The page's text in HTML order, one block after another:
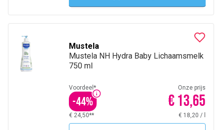
Mustela
Mustela NH Hydra Baby Lichaamsmelk
750 ml
Voordeel*
-44%
Onze prijs
€ 13,65
€ 24,50** € 18,20 /